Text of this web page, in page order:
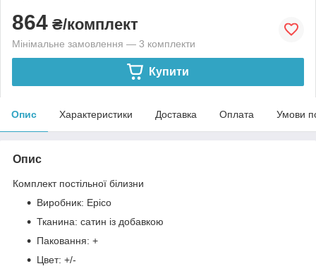
864 ₴/комплект
Мінімальне замовлення — 3 комплекти
Купити
Опис Характеристики Доставка Оплата Умови
Опис
Комплект постільної білизни
Виробник: Epico
Тканина: сатин із добавкою
Паковання: +
Цвет: +/-